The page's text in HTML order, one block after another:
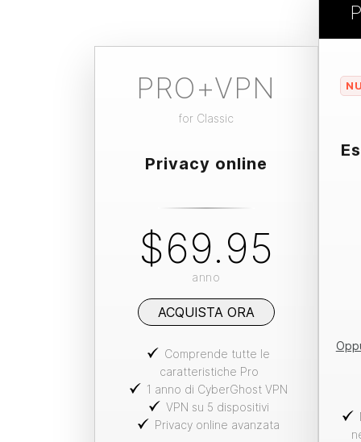
PRO+VPN
for Classic
Privacy online
$69.95
anno
ACQUISTA ORA
Comprende tutte le
caratteristiche Pro
1 anno di CyberGhost VPN
VPN su 5 dispositivi
Privacy online avanzata